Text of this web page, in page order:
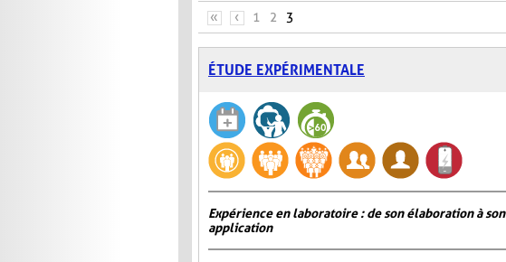
PAGES
« ‹ 1 2 3
ÉTUDE EXPÉRIMENTALE
Expérience en laboratoire : de son élaboration à son
application